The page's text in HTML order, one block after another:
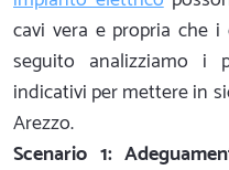
cavi vera e propria che
seguito analizziamo i
indicativi per mettere in
Arezzo.
Scenario 1: